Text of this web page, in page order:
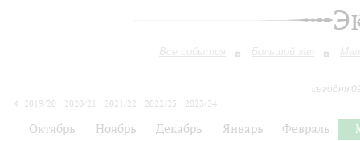
Все события Большой зал
сегодня
2019/20
2020/21 2021/22 2022/23
2023/24
Октябрь Ноябрь Декабрь Январь Февраль